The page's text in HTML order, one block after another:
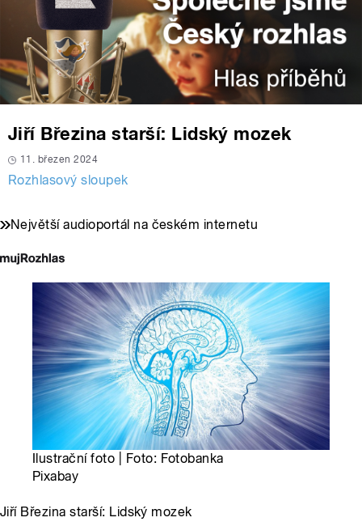
Jiří Březina starší: Lidský mozek
11. březen 2024
Rozhlasový sloupek
Největší audioportál na českém internetu
Ilustrační foto | Foto: Fotobanka
Pixabay
Jiří Březina starší: Lidský mozek